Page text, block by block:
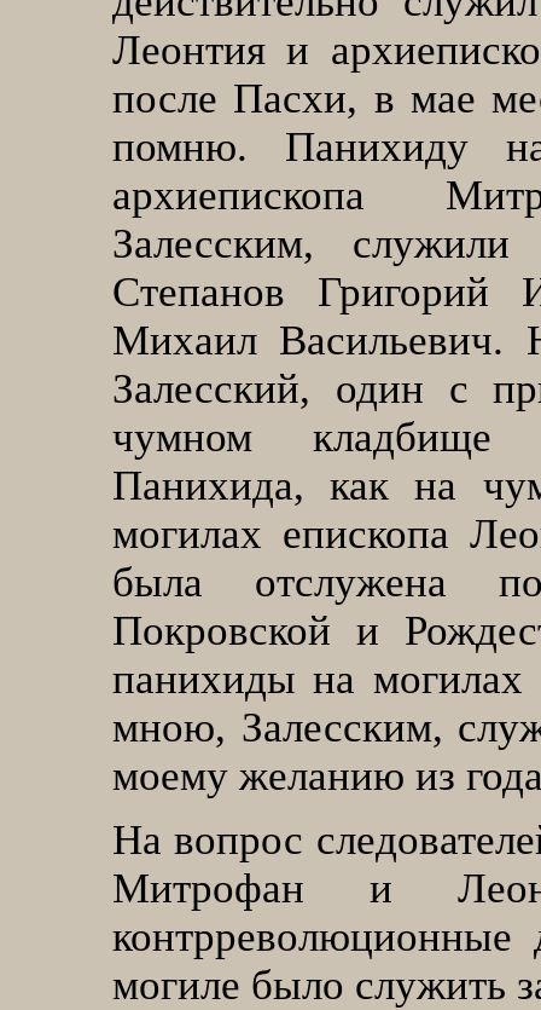
Леонтия и
после Пасхи, в мае
помню. Панихиду
архиепископа
Залесским, служили
Степанов Григорий
Михаил Васильевич.
Залесский, один с
чумном кладбище
Панихида, как на
могилах епископа
была отслужена
Покровской и
панихиды на
мною, Залесским,
моему желанию из
На вопрос
Митрофан и
могиле было служить